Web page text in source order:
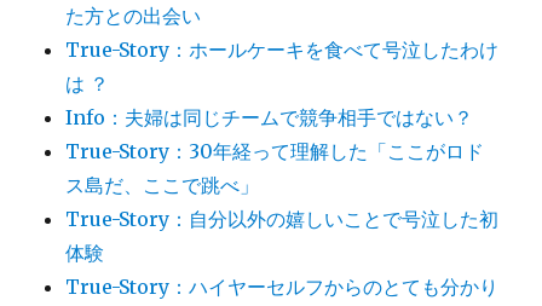
た方との出会い
True-Story：ホールケーキを食べて号泣したわけ
は ？
Info：夫婦は同じチームで競争相手ではない？
True-Story：30年経って理解した「ここがロド
ス島だ、ここで跳べ」
True-Story：自分以外の嬉しいことで号泣した初
体験
True-Story：ハイヤーセルフからのとても分かり